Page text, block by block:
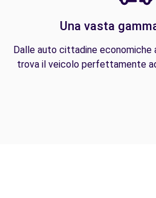
Una vasta
Dalle auto cittadine economiche
trova il veicolo perfettamente